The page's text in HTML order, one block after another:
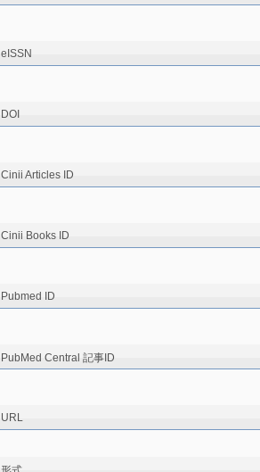
eISSN
DOI
Cinii Articles ID
Cinii Books ID
Pubmed ID
PubMed Central 記事ID
URL